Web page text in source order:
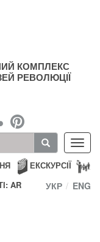
КОМПЛЕКС
РЕВОЛЮЦІЇ
ЕКСКУРСІЇ
AR
УКР ENG